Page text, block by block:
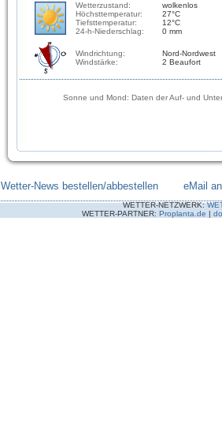
Wetterzustand:
Höchsttemperatur:
Tiefsttemperatur:
24-h-Niederschlag:
wolkenlos
27°C
12°C
0 mm
Windrichtung:
Windstärke:
Nord-Nordwest
2 Beaufort
Sonne und Mond: Daten der Auf- und
Wetter-News bestellen/abbestellen eMail
WETTER-NETZWERK:
WETTER-PARTNER: Proplanta.de |